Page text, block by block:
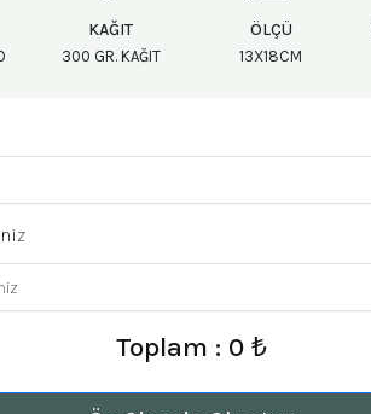
KAĞIT
300 GR. KAĞIT
ÖLÇÜ
13X18CM
Toplam : 0 ₺